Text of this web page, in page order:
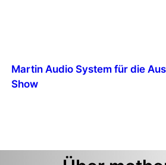
Martin Audio System für die
Show